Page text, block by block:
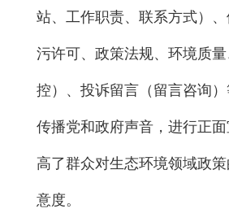
站、工作职责、联系方式）
污许可、政策法规、环境质
控）、投诉留言（留言咨询
传播党和政府声音，进行正
高了群众对生态环境领域政
意度。